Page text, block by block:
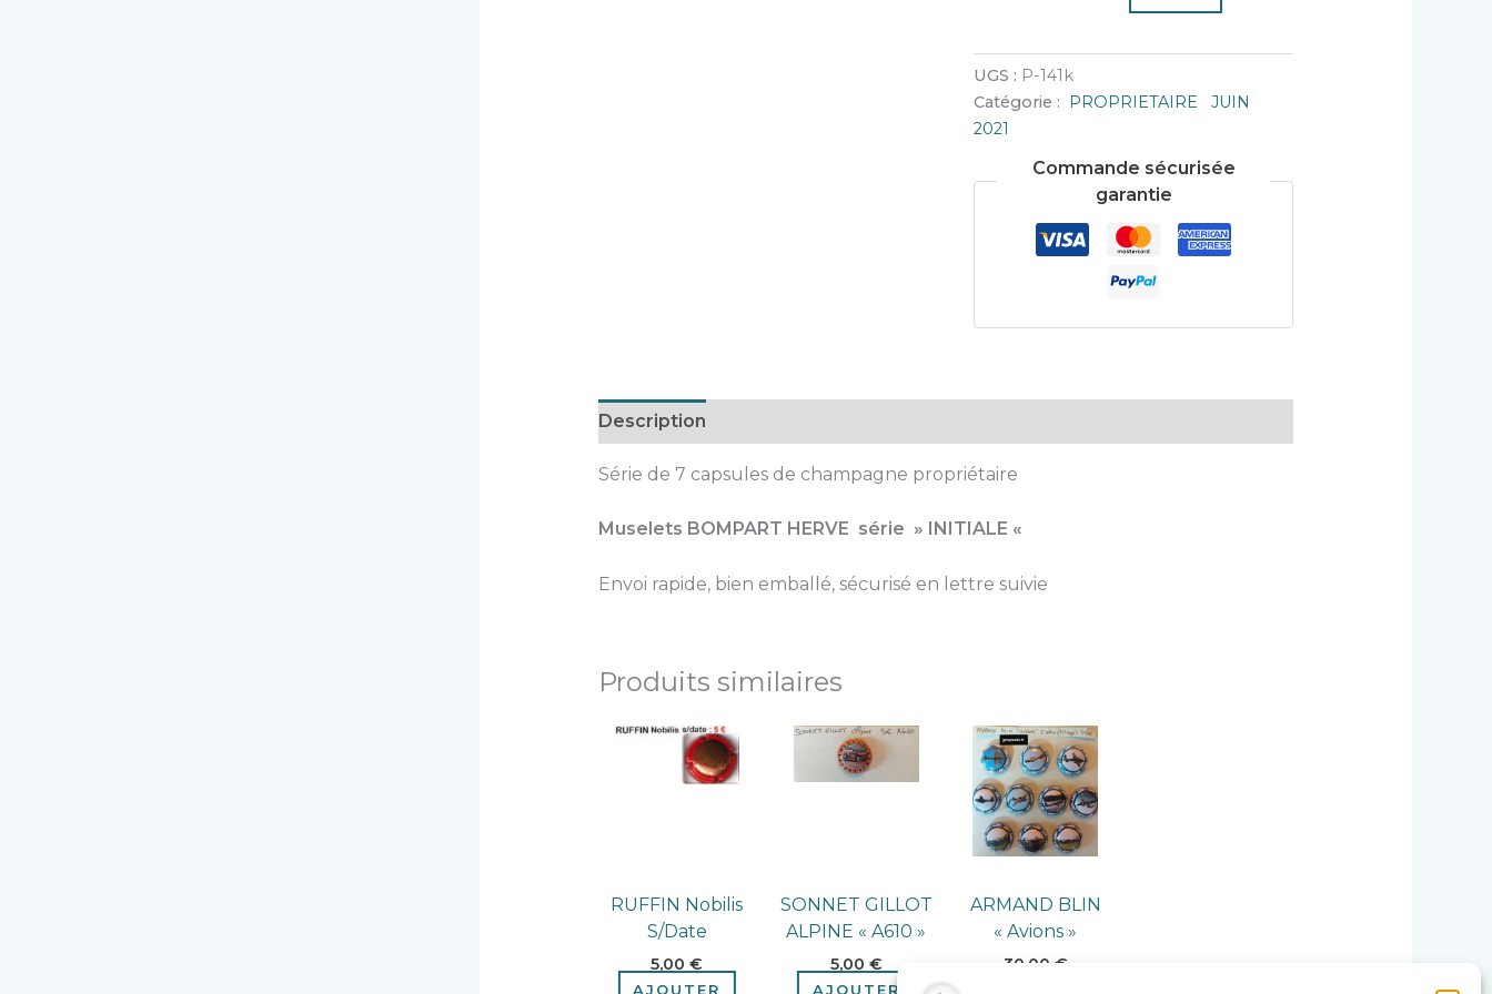
UGS : P-141k
Catégorie : PROPRIETAIRE JUIN
2021
Commande sécurisée
garantie
Description
Série de 7 capsules de champagne propriétaire
Muselets BOMPART HERVE série » INITIALE «
Envoi rapide, bien emballé, sécurisé en lettre suivie
Produits similaires
RUFFIN Nobilis
S/date
5,00€
AJOUTER
SONNET GILLOT
ALPINE « A610 »
5,00 €
AJOUTER
ARMAND BLIN
« Avions »
30,00 €